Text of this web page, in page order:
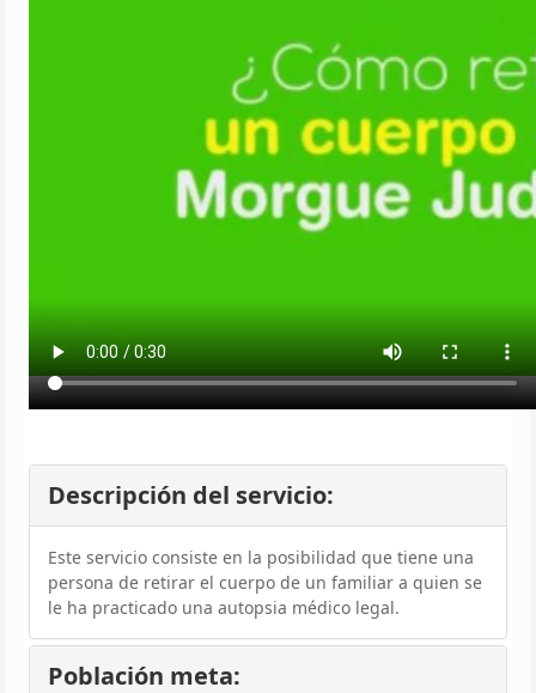
Descripción del servicio:
Este servicio consiste en la posibilidad que tiene una
persona de retirar el cuerpo de un familiar a quien se
le ha practicado una autopsia médico legal.
Población meta: